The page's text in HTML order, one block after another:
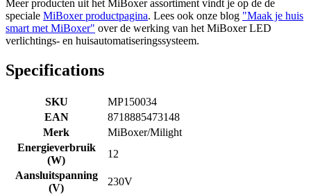
Meer producten uit het MiBoxer assortiment vindt je op de de
speciale MiBoxer productpagina. Lees ook onze blog "Maak je huis
smart met MiBoxer" over de werking van het MiBoxer LED
verlichtings- en huisautomatiseringssysteem.
Specifications
SKU
MP150034
EAN
8718885473148
Merk
MiBoxer/Milight
Energieverbruik
(W)
12
Aansluitspanning
(V)
230V